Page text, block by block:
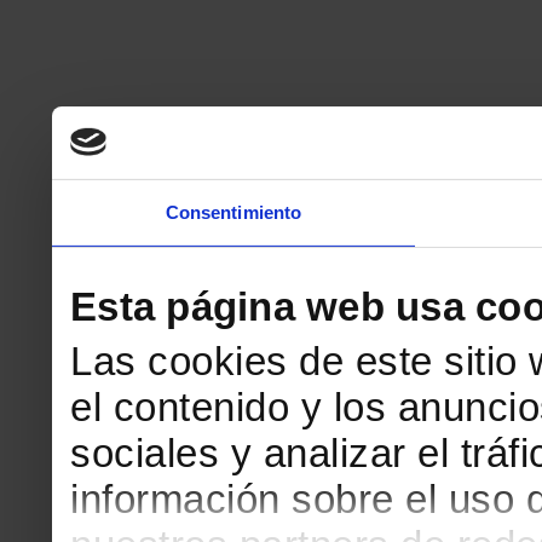
Consentimiento
Esta página web usa
Las cookies de este sitio
el contenido y los
sociales y analizar el
información sobre el uso